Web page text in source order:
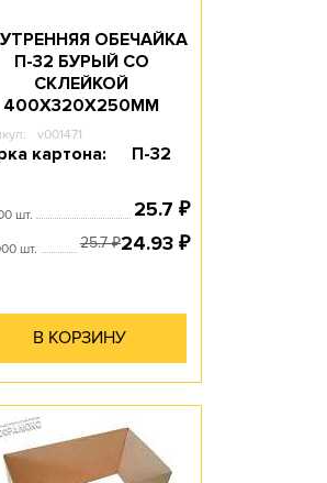
ОБЕЧАЙКА
П-32 БУРЫЙ СО
СКЛЕЙКОЙ
400Х320Х250ММ
v001471
картона: П-32
шт. 25.7 ₽
шт. 25.7₽24.93 ₽
В КОРЗИНУ